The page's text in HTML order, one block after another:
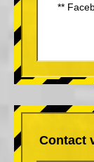
**
Contact